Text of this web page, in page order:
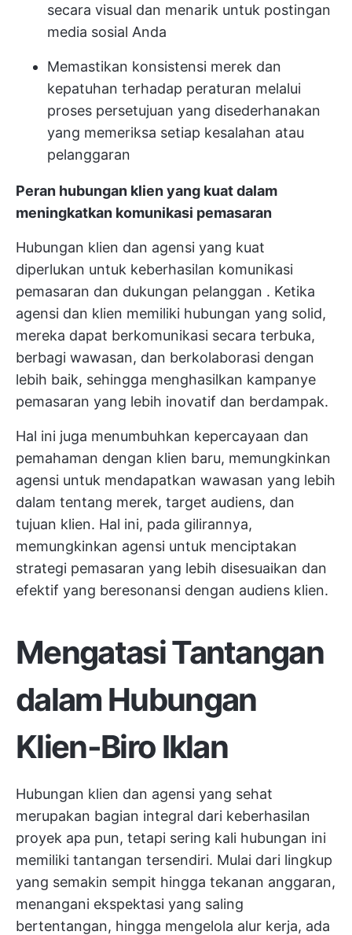
secara visual dan menarik untuk postingan
media sosial Anda
Memastikan konsistensi merek dan
kepatuhan terhadap peraturan melalui
proses persetujuan yang disederhanakan
yang memeriksa setiap kesalahan atau
pelanggaran
Peran hubungan klien yang kuat dalam
meningkatkan komunikasi pemasaran
Hubungan klien dan agensi yang kuat
diperlukan untuk keberhasilan komunikasi
pemasaran dan dukungan pelanggan . Ketika
agensi dan klien memiliki hubungan yang solid,
mereka dapat berkomunikasi secara terbuka,
berbagi wawasan, dan berkolaborasi dengan
lebih baik, sehingga menghasilkan kampanye
pemasaran yang lebih inovatif dan berdampak.
Hal ini juga menumbuhkan kepercayaan dan
pemahaman dengan klien baru, memungkinkan
agensi untuk mendapatkan wawasan yang lebih
dalam tentang merek, target audiens, dan
tujuan klien. Hal ini, pada gilirannya,
memungkinkan agensi untuk menciptakan
strategi pemasaran yang lebih disesuaikan dan
efektif yang beresonansi dengan audiens klien.
Mengatasi Tantangan
dalam Hubungan
Klien-Biro Iklan
Hubungan klien dan agensi yang sehat
merupakan bagian integral dari keberhasilan
proyek apa pun, tetapi sering kali hubungan ini
memiliki tantangan tersendiri. Mulai dari lingkup
yang semakin sempit hingga tekanan anggaran,
menangani ekspektasi yang saling
bertentangan, hingga mengelola alur kerja, ada